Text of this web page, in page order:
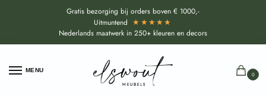
Gratis bezorging bij orders boven € 1000,-
Uitmuntend ★★★★★
Nederlands maatwerk in 250+ kleuren en decors
MENU
0